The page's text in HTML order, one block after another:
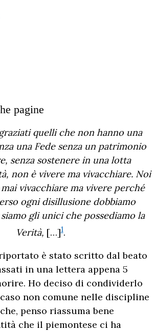
pagine
quelli che non hanno una
una Fede senza un patrimonio
senza sostenere in una lotta
non è vivere ma vivacchiare. Noi
vivacchiare ma vivere perché
ogni disillusione dobbiamo
gli unici che possediamo la
Verità, […]1.
è stato scritto dal beato
in una lettera appena 5
Ho deciso di condividerlo
non comune nelle discipline
penso riassuma bene
che il piemontese ci ha